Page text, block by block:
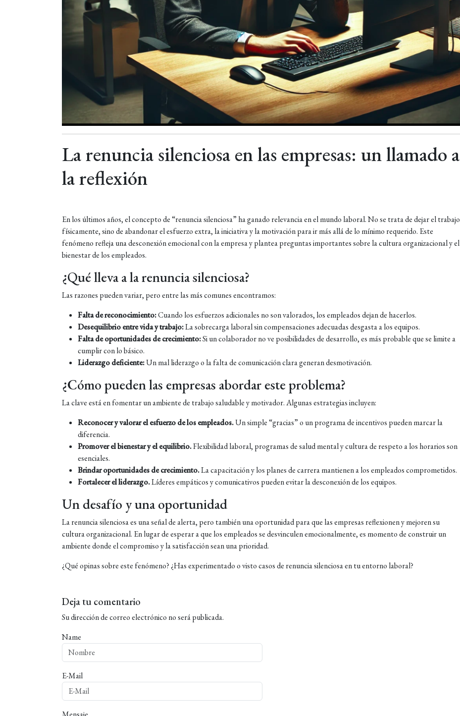
La renuncia silenciosa en las empresas: un llamado a
la reflexión
En los últimos años, el concepto de “renuncia silenciosa” ha ganado relevancia en el mundo laboral. No se trata de dejar el trabajo
físicamente, sino de abandonar el esfuerzo extra, la iniciativa y la motivación para ir más allá de lo mínimo requerido. Este
fenómeno refleja una desconexión emocional con la empresa y plantea preguntas importantes sobre la cultura organizacional y el
bienestar de los empleados.
¿Qué lleva a la renuncia silenciosa?
Las razones pueden variar, pero entre las más comunes encontramos:
Falta de reconocimiento:Cuando los esfuerzos adicionales no son valorados, los empleados dejan de hacerlos.
Desequilibrio entre vida y trabajo:La sobrecarga laboral sin compensaciones adecuadas desgasta a los equipos.
Falta de oportunidades de crecimiento:Si un colaborador no ve posibilidades de desarrollo, es más probable que se limite a
cumplir con lo básico.
Liderazgo deficiente:Un mal liderazgo o la falta de comunicación clara generan desmotivación.
¿Cómo pueden las empresas abordar este problema?
La clave está en fomentar un ambiente de trabajo saludable y motivador. Algunas estrategias incluyen:
Reconocer y valorar el esfuerzo de los empleados.Un simple “gracias” o un programa de incentivos pueden marcar la
diferencia.
Promover el bienestar y el equilibrio.Flexibilidad laboral, programas de salud mental y cultura de respeto a los horarios son
esenciales.
Brindar oportunidades de crecimiento.La capacitación y los planes de carrera mantienen a los empleados comprometidos.
Fortalecer el liderazgo.Líderes empáticos y comunicativos pueden evitar la desconexión de los equipos.
Un desafío y una oportunidad
La renuncia silenciosa es una señal de alerta, pero también una oportunidad para que las empresas reflexionen y mejoren su
cultura organizacional. En lugar de esperar a que los empleados se desvinculen emocionalmente, es momento de construir un
ambiente donde el compromiso y la satisfacción sean una prioridad.
¿Qué opinas sobre este fenómeno? ¿Has experimentado o visto casos de renuncia silenciosa en tu entorno laboral?
Deja tu comentario
Su dirección de correo electrónico no será publicada.
Name
E-Mail